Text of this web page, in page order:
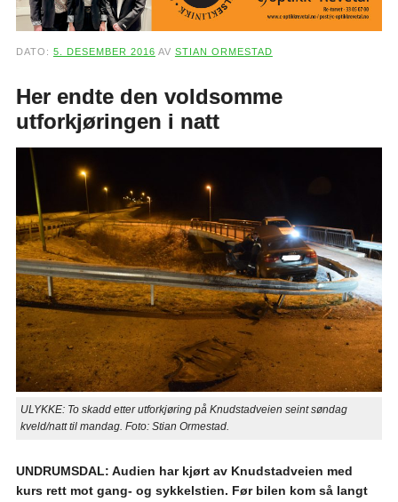
DATO: 5. DESEMBER 2016 AV STIAN ORMESTAD
Her endte den voldsomme
utforkjøringen i natt
ULYKKE: To skadd etter utforkjøring på Knudstadveien seint søndag
kveld/natt til mandag. Foto: Stian Ormestad.
UNDRUMSDAL: Audien har kjørt av Knudstadveien med
kurs rett mot gang- og sykkelstien. Før bilen kom så langt